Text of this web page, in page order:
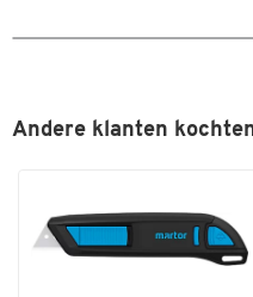
Afmetingen
Andere klanten
Dubbelklik